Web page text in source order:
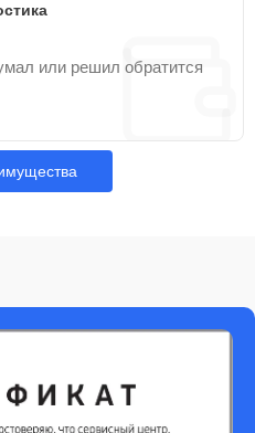
или решил обратится